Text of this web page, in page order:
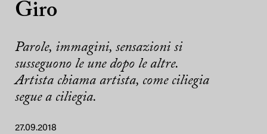
Giro
Parole, immagini, sensazioni si
susseguono le une dopo le altre.
Artista chiama artista, come ciliegia
segue a ciliegia.
27.09.2018